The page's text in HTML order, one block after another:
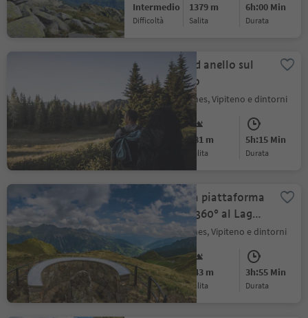
Intermedio
Difficoltà
1379 m
Salita
6h:00 Min
durata
Escursione ad anello sul
Monte Piatto
Casateia, Racines, Vipiteno e dintorni
Intermedio 781 m
Salita
5h:15 Min
durata
Da Gasse alla piattaforma
panoramica 360° al Lago
Fuchssee
Stanghe, Racines, Vipiteno e dintorni
Intermedio
Difficoltà
743 m
Salita
3h:55 Min
durata